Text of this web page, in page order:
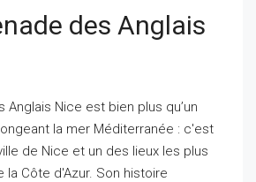
des Anglais
Anglais Nice est bien plus qu’un
la mer Méditerranée : c'est
de Nice et un des lieux les plus
la Côte d'Azur. Son histoire